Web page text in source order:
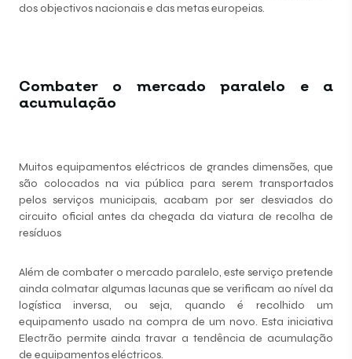
dos objectivos nacionais e das metas europeias.
Combater o mercado paralelo e a
acumulação
Muitos equipamentos eléctricos de grandes dimensões, que
são colocados na via pública para serem transportados
pelos serviços municipais, acabam por ser desviados do
circuito oficial antes da chegada da viatura de recolha de
resíduos
Além de combater o mercado paralelo, este serviço pretende
ainda colmatar algumas lacunas que se verificam ao nível da
logística inversa, ou seja, quando é recolhido um
equipamento usado na compra de um novo. Esta iniciativa
Electrão permite ainda travar a tendência de acumulação
de equipamentos eléctricos.